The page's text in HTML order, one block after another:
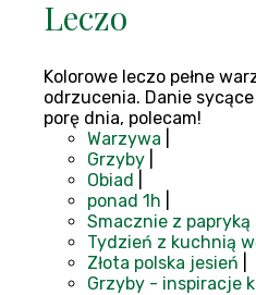
Leczo
Kolorowe leczo pełne
odrzucenia. Danie
porę dnia, polecam!
Warzywa
Grzyby
Obiad
ponad 1h
Smacznie z papryką
Tydzień z kuchnią
Złota polska jesień
Grzyby - inspiracje